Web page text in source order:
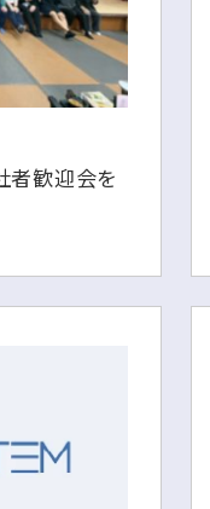
者歓迎会を